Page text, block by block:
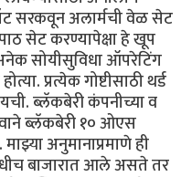
सरकवून अलार्मची वेळ सेट
सेट करण्यापेक्षा हे खूप
सोयीसुविधा ऑपरेटिंग
प्रत्येक गोष्टीसाठी थर्ड
ब्लॅकबेरी कंपनीच्या व
ब्लॅकबेरी १० ओएस
अनुमानाप्रमाणे ही
बाजारात आले असते तर